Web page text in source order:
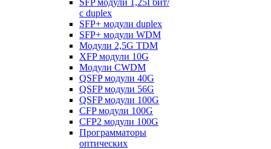
SFP модули 1,25Гбит/
с duplex
SFP+ модули duplex
SFP+ модули WDM
Модули 2,5G TDM
XFP модули 10G
Модули CWDM
QSFP модули 40G
QSFP модули 56G
QSFP модули 100G
CFP модули 100G
CFP2 модули 100G
Программаторы
оптических